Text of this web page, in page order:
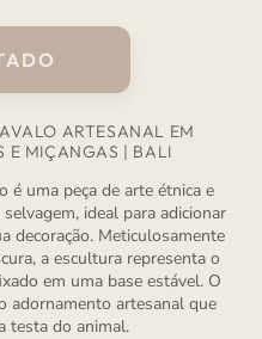
ARTESANAL EM
E MIÇANGAS | BALI
é uma peça de arte étnica e
ideal para adicionar
decoração. Meticulosamente
a escultura representa o
em uma base estável. O
adornamento artesanal que
testa do animal.